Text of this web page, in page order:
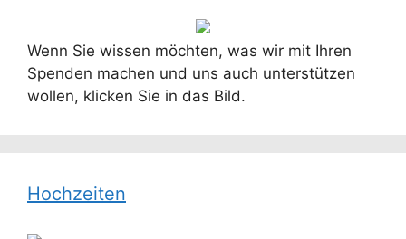
Wenn Sie wissen möchten, was wir mit Ihren
Spenden machen und uns auch unterstützen
wollen, klicken Sie in das Bild.
Hochzeiten